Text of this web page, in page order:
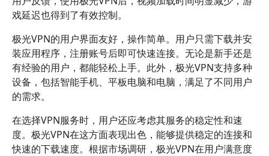
戏延迟也得到了有效控制。
极光VPN的用户界面友好，操作简单。用户只需下载并安
装应用程序，注册账号后即可快速连接。无论是新手还是
有经验的用户，都能轻松上手。此外，极光VPN支持多种
设备，包括智能手机、平板电脑和电脑，满足了不同用户
的需求。
在选择VPN服务时，用户还应考虑其服务的稳定性和速
度。极光VPN在这方面表现出色，能够提供稳定的连接和
快速的下载速度。根据市场调研，极光VPN在用户满意度